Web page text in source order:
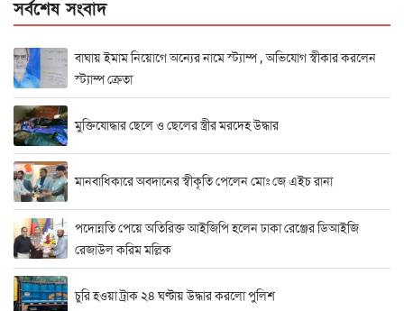
সর্বশেষ সংবাদ
বাঘায় ইমাম নিয়োগে অন্যের নামে স্ট্যাম্প , অভিযোগ স্বীকার করলেন
স্ট্যাম্প ক্রেতা
মুক্তিযোদ্ধার ছেলে ও ছেলের স্ত্রীর মরদেহ উদ্ধার
মানবাধিকারে অবদানের স্বীকৃতি পেলেন মোঃ জে এইচ রানা
পদোন্নতি পেয়ে অতিরিক্ত আইজিপি হলেন ঢাকা রেঞ্জের ডিআইজি
রেজাউল করিম মল্লিক
চুরি হওয়া ট্রাক ২৪ ঘণ্টায় উদ্ধার করলো পুলিশ